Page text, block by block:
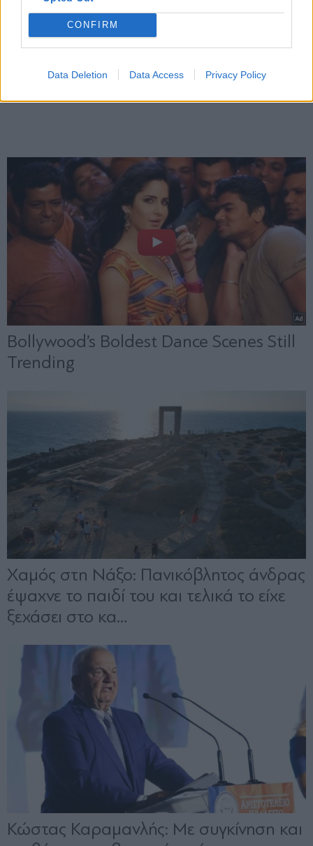
CONFIRM
Data Deletion Data Access Privacy Policy